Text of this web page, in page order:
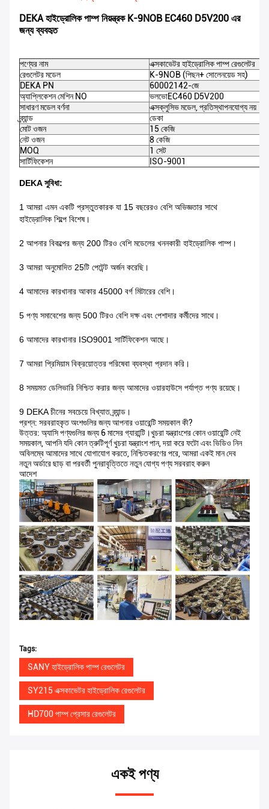
DEKA হাইড্রোলিক পাম্প নিয়ন্ত্রক K-9NOB EC460 D5V200 এর
জন্য ব্যবহৃত
পণ্যের নাম
এক্সকাভেটর হাইড্রোলিক পাম্প রেগুলেটর
রেগুলেটর মডেল
K-9NOB (পিছন+ সোলেনয়েড সহ)
DEKA PN
60002142-জে
অ্যাপ্লিকেশন মেশিন NO
ভলভোEC460 D5V200
সাধারণ মডেল বর্ণনা
এক্সক্লুসিভ মডেল, প্রতিস্থাপনযোগ্য নয়
ব্র্যান্ড
ডেকা
মোট ওজন
15 কেজি
নেট ওজন
8 কেজি
MOQ
1 সেট
সার্টিফিকেশন
ISO-9001
DEKA সুবিধা:
1 আমরা এমন একটি প্রস্তুতকারক যা 15 বছরেরও বেশি অভিজ্ঞতার সাথে
হাইড্রোলিক শিল্পে বিশেষ।
2 আপনার বিকল্পের জন্য 200 টিরও বেশি মডেলের খননকারী হাইড্রোলিক পাম্প।
3 আমরা অনুমোদিত 25টি পেটেন্ট অর্জন করেছি।
4 আমাদের কারখানার আকার 45000 বর্গ মিটারের বেশি।
5 পণ্য সমাবেশের জন্য 500 টিরও বেশি দক্ষ এবং পেশাদার কর্মীদের সাথে।
6 আমাদের কারখানার ISO9001 সার্টিফিকেশন আছে।
7 আমরা প্রিমিয়াম বিক্রয়োত্তর পরিষেবা ব্যবস্থা প্রদান করি।
8 সময়মত ডেলিভারি নিশ্চিত করার জন্য আমাদের ওয়ারহাউসে পর্যাপ্ত পণ্য রয়েছে।
9 DEKA চীনের সবচেয়ে বিখ্যাত ব্র্যান্ড।
প্রশ্ন: সরবরাহকৃত অংশগুলির জন্য আপনার ওয়ারেন্টি সময়কাল কী?
উত্তর: অ্যাসি পণ্যগুলির জন্য 6 মাসের গ্যারান্টি।খুচরা যন্ত্রাংশের কোন ওয়ারেন্টি নেই
সময়কাল, আপনি যদি কোন ত্রুটিপূর্ণ খুচরা যন্ত্রাংশ পান, দয়া করে ফটো এবং ভিডিও নিন
অবিলম্বে আমাদের সাথে যোগাযোগ করতে, নিশ্চিতকরণের পরে, আমরা একই মান দেব
নতুন অর্ডারে ছাড় বা পরবর্তী পুনরাবৃত্তিতে নতুন যোগ্য পণ্য সরবরাহ করুন
আদেশ
Tags:
SANY হাইড্রোলিক পাম্প রেগুলেটর
SY215 এক্সকাভেটর হাইড্রোলিক রেগুলেটর
HD700 পাম্প প্রেসার রেগুলেটর
একই পণ্য